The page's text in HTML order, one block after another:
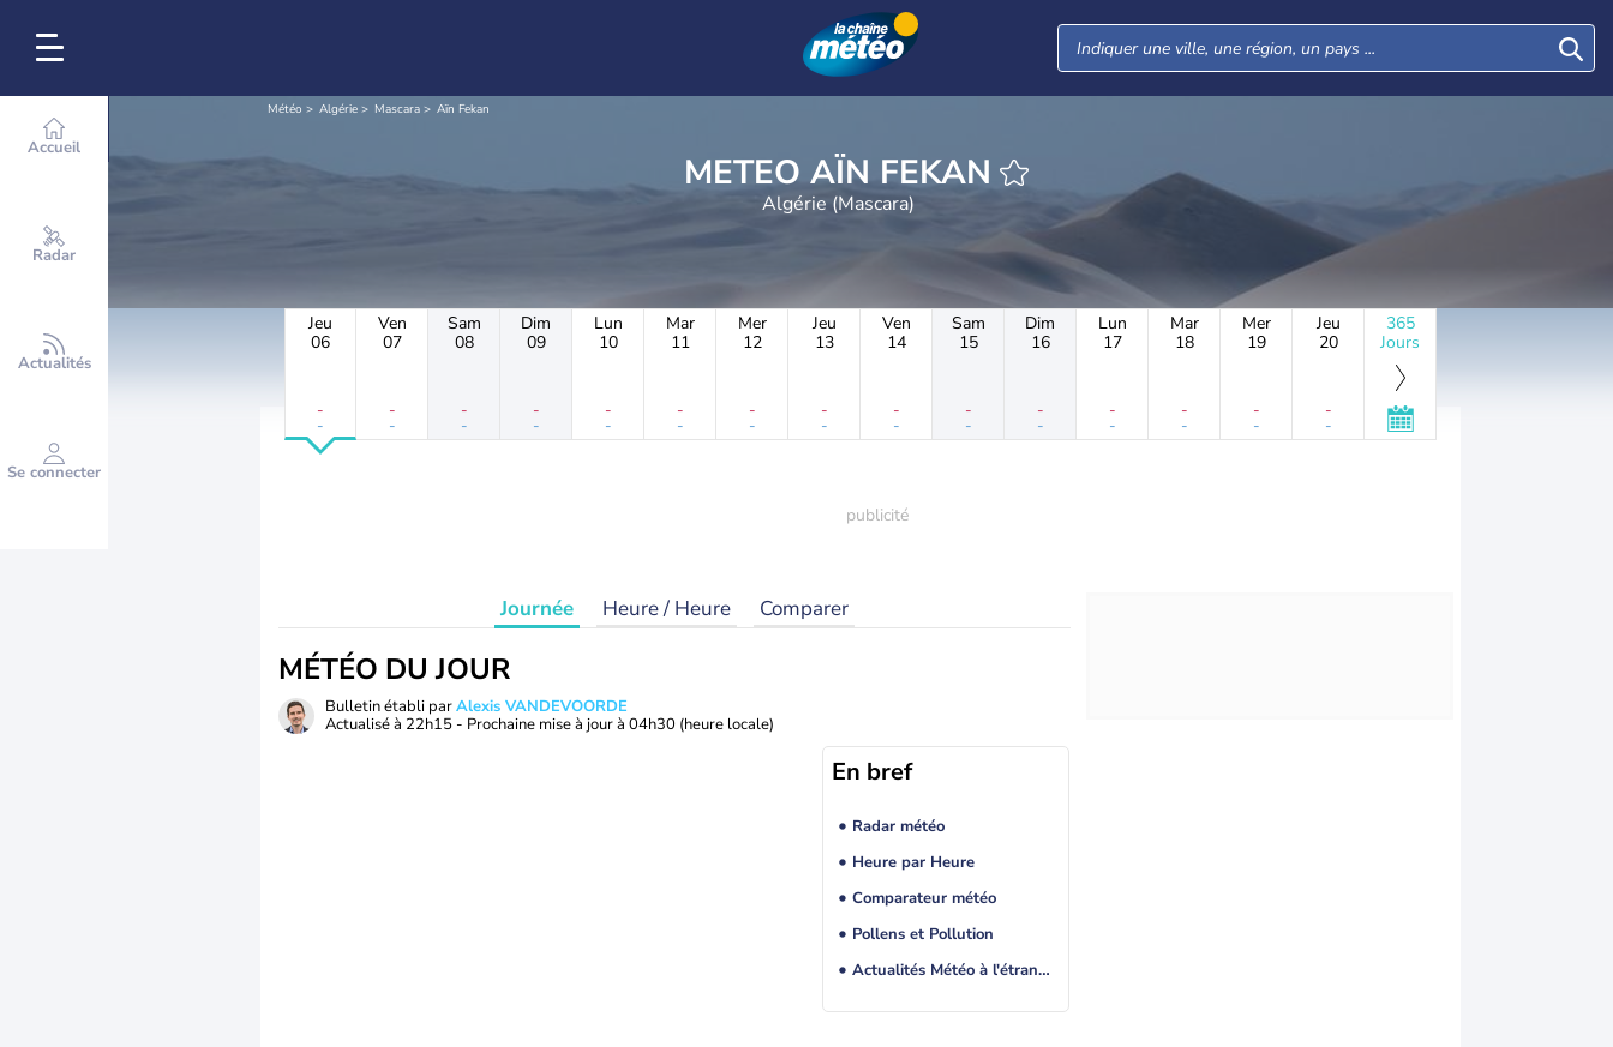
Accueil
Radar
Actualités
Se connecter
Météo Algérie Mascara Aïn Fekan
METEO AÏN FEKAN
Algérie (Mascara)
Jeu
06
-
-
Ven
07
-
-
Sam
08
-
-
Dim
09
-
-
Lun
10
-
-
Mar
11
-
-
Mer
12
-
-
Jeu
13
-
-
Ven
14
-
-
Sam
15
-
-
Dim
16
-
-
Lun
17
-
-
Mar
18
-
-
Mer
19
-
-
Jeu
20
-
-
365
Jours
Journée Heure / Heure Comparer
MÉTÉO DU JOUR
Bulletin établi parAlexis VANDEVOORDE
Actualisé à 22h15 - Prochaine mise à jour à 04h30 (heure locale)
En bref
Radar météo
Heure par Heure
Comparateur météo
Pollens et Pollution
Actualités Météo à l'étranger